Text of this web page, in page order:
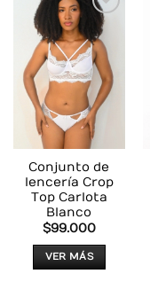
AÑADIR
A LA
LISTA
DE
DESEOS
Conjunto de
lencería Crop
Top Carlota
Blanco
$99.000
VER MÁS